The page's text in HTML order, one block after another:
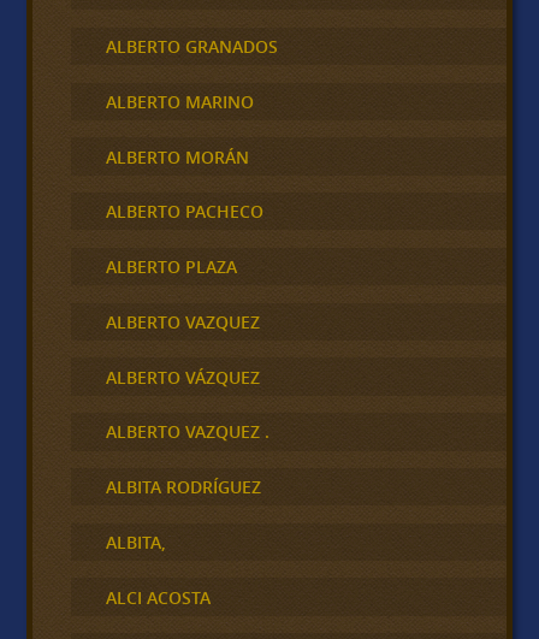
ALBERTO GRANADOS
ALBERTO MARINO
ALBERTO MORÁN
ALBERTO PACHECO
ALBERTO PLAZA
ALBERTO VAZQUEZ
ALBERTO VÁZQUEZ
ALBERTO VAZQUEZ .
ALBITA RODRÍGUEZ
ALBITA,
ALCI ACOSTA